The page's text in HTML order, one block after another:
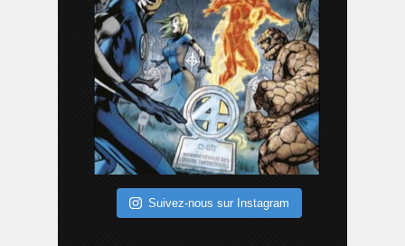
Suivez-nous sur Instagram